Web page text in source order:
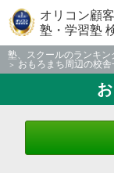
オリコン顧
塾・学習塾
塾、スクールのランキン
おもろまち周辺の校舎